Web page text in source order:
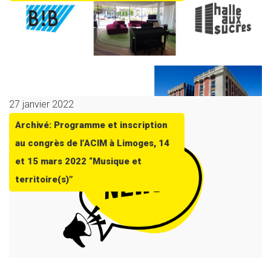
27 janvier 2022
Archivé: Programme et inscription
au congrès de l’ACIM à Limoges, 14
et 15 mars 2022 “Musique et
territoire(s)”